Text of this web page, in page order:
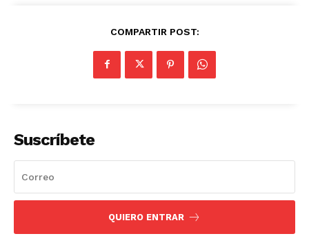
COMPARTIR POST:
Suscríbete
QUIERO ENTRAR